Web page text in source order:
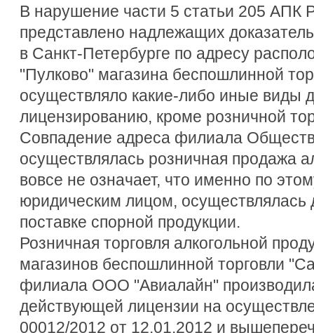
В нарушение части 5 статьи 205 АПК
представлено надлежащих
в Санкт-Петербурге по адресу
"Пулково" магазина беспошлинной
осуществляло какие-либо иные виды
лицензированию, кроме розничной
Совпадение адреса филиала
осуществлялась розничная продажа
вовсе не означает, что именно по
юридическим лицом, осуществлялась
поставке спорной продукции.
Розничная торговля алкогольной
магазинов беспошлинной торговли
филиала ООО "Авиалайн"
действующей лицензии на
00012/2012 от 12.01.2012 и